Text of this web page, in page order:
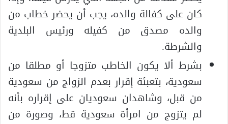
كان على كفالة والده، يجب أن يحضر خطاب من
والده مصدق من كفيله ورئيس البلدية
والشرطة.
بشرط ألا يكون الخاطب متزوجا أو مطلقا من
سعودية، بتعبئة إقرار بعدم الزواج من سعودية
من قبل، وشاهدان سعوديان على إقراره بأنه
لم يتزوج من امرأة سعودية قط، وصورة من